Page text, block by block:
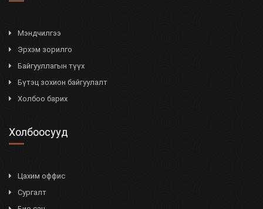
Мэндчилгээ
Эрхэм зорилго
Байгууллагын түүх
Бүтэц зохион байгуулалт
Холбоо барих
Холбоосууд
Цахим оффис
Сургалт